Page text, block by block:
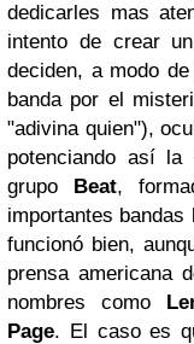
dedicarles mas
intento de crear
deciden, a modo
banda por el
"adivina quien"),
potenciando así
grupo Beat,
importantes
funcionó bien,
prensa americana
nombres como
Page. El caso es